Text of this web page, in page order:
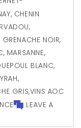
, CHENIN
,
GRENACHE NOIR,
, MARSANNE,
BLANC,
,
GRIS,VINS AOC
LEAVE A